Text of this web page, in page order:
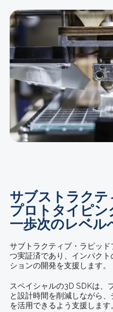
サブストラクテ
プロトタイピン
一歩次のレベル
サブトラクティブ・ラピッ
つ実証済であり、インパク
ションの開発を支援します。
スペイシャルの3D SDKは、
と設計時間を削減しながら
を活用できるよう支援しま